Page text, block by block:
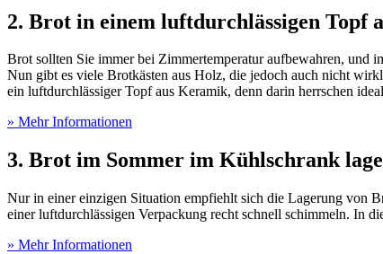
2. Brot in einem luftdurchlässigen Topf
Brot sollten Sie immer bei Zimmertemperatur aufbewahren, und
Nun gibt es viele Brotkästen aus Holz, die jedoch auch nicht
ein luftdurchlässiger Topf aus Keramik, denn darin herrschen
» Mehr Informationen
3. Brot im Sommer im Kühlschrank
Nur in einer einzigen Situation empfiehlt sich die Lagerung von
einer luftdurchlässigen Verpackung recht schnell schimmeln. In
» Mehr Informationen